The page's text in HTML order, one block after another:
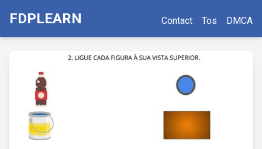
FDPLEARN Contact Tos DMCA